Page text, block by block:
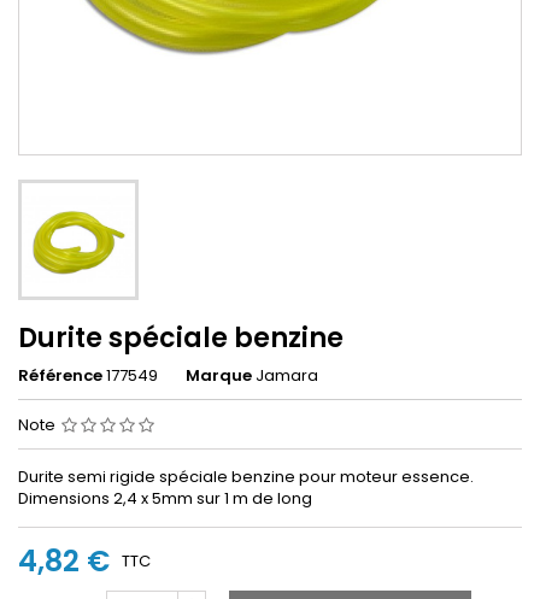
Durite spéciale benzine
Référence177549 Marque Jamara
Note
Durite semi rigide spéciale benzine pour moteur essence.
Dimensions 2,4 x 5mm sur 1 m de long
4,82 € TTC